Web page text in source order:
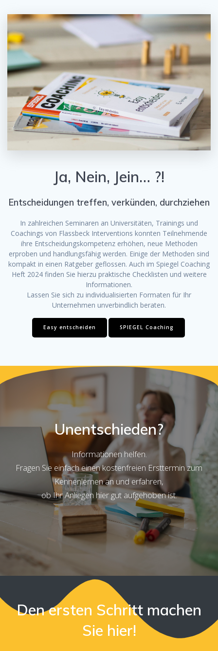
Ja, Nein, Jein… ?!
Entscheidungen treffen, verkünden, durchziehen
In zahlreichen Seminaren an Universitäten, Trainings und
Coachings von Flassbeck Interventions konnten Teilnehmende
ihre Entscheidungskompetenz erhöhen, neue Methoden
erproben und handlungsfähig werden. Einige der Methoden sind
kompakt in einen Ratgeber geflossen. Auch im Spiegel Coaching
Heft 2024 finden Sie hierzu praktische Checklisten und weitere
Informationen.
Lassen Sie sich zu individualisierten Formaten für Ihr
Unternehmen unverbindlich beraten.
Easy entscheiden SPIEGEL Coaching
Unentschieden?
Informationen helfen.
Fragen Sie einfach einen kostenfreien Ersttermin zum
Kennenlernen an und erfahren,
ob Ihr Anliegen hier gut aufgehoben ist.
Den ersten Schritt machen
Sie hier!